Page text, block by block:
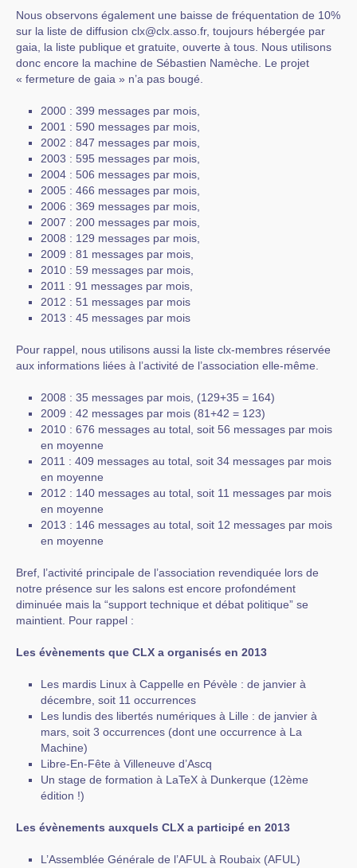
Nous observons également une baisse de fréquentation de 10%
sur la liste de diffusion clx@clx.asso.fr, toujours hébergée par
gaia, la liste publique et gratuite, ouverte à tous. Nous utilisons
donc encore la machine de Sébastien Namèche. Le projet
« fermeture de gaia » n’a pas bougé.
2000 : 399 messages par mois,
2001 : 590 messages par mois,
2002 : 847 messages par mois,
2003 : 595 messages par mois,
2004 : 506 messages par mois,
2005 : 466 messages par mois,
2006 : 369 messages par mois,
2007 : 200 messages par mois,
2008 : 129 messages par mois,
2009 : 81 messages par mois,
2010 : 59 messages par mois,
2011 : 91 messages par mois,
2012 : 51 messages par mois
2013 : 45 messages par mois
Pour rappel, nous utilisons aussi la liste clx-membres réservée
aux informations liées à l’activité de l’association elle-même.
2008 : 35 messages par mois, (129+35 = 164)
2009 : 42 messages par mois (81+42 = 123)
2010 : 676 messages au total, soit 56 messages par mois
en moyenne
2011 : 409 messages au total, soit 34 messages par mois
en moyenne
2012 : 140 messages au total, soit 11 messages par mois
en moyenne
2013 : 146 messages au total, soit 12 messages par mois
en moyenne
Bref, l’activité principale de l’association revendiquée lors de
notre présence sur les salons est encore profondément
diminuée mais la “support technique et débat politique” se
maintient. Pour rappel :
Les évènements que CLX a organisés en 2013
Les mardis Linux à Cappelle en Pévèle : de janvier à
décembre, soit 11 occurrences
Les lundis des libertés numériques à Lille : de janvier à
mars, soit 3 occurrences (dont une occurrence à La
Machine)
Libre-En-Fête à Villeneuve d’Ascq
Un stage de formation à LaTeX à Dunkerque (12ème
édition !)
Les évènements auxquels CLX a participé en 2013
L’Assemblée Générale de l’AFUL à Roubaix (AFUL)